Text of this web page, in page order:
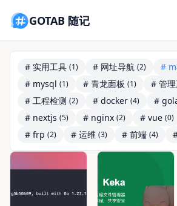
GOTAB 随记
# 实用工具 (1) # 网址导航 (2) #
# mysql (1) # 青龙面板 (1) # 管
# 工程检测 (2) # docker (4) #
# nextjs (5) # nginx (2) # vue (0)
# frp (2) # 运维 (3) # 前端 (4)